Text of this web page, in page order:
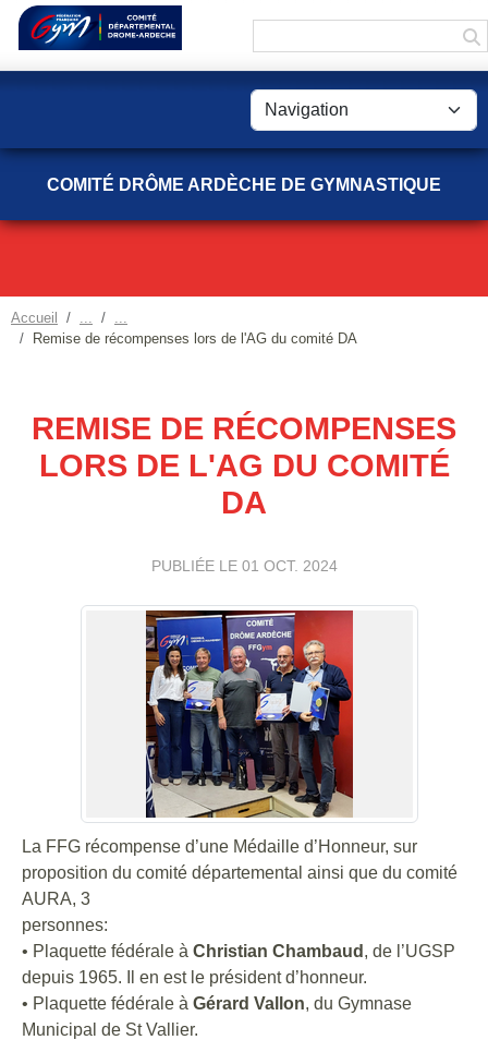
COMITÉ DRÔME ARDÈCHE DE GYMNASTIQUE
Accueil
Remise de récompenses lors de l'AG du comité DA
REMISE DE RÉCOMPENSES
LORS DE L'AG DU COMITÉ
DA
PUBLIÉE LE 01 OCT. 2024
La FFG récompense d’une Médaille d’Honneur, sur
proposition du comité départemental ainsi que du comité
AURA, 3
personnes:
• Plaquette fédérale à Christian Chambaud , de l’UGSP
depuis 1965. Il en est le président d’honneur.
• Plaquette fédérale à Gérard Vallon, du Gymnase
Municipal de St Vallier.
Panneau de gestion des cookies